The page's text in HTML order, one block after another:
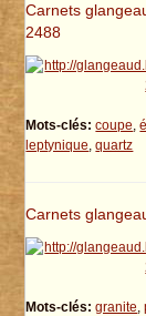
Carnets
2488
Mots-clés: coupe,
leptynique,quartz
Carnets
Mots-clés: granite,